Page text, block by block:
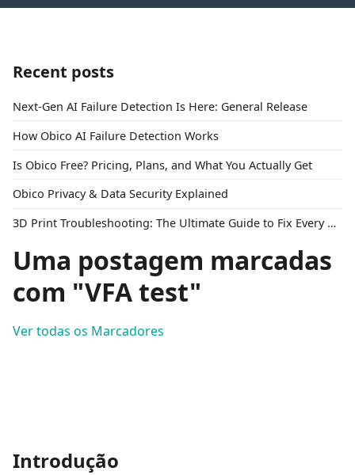
Recent posts
Next-Gen AI Failure Detection Is Here: General Release
How Obico AI Failure Detection Works
Is Obico Free? Pricing, Plans, and What You Actually Get
Obico Privacy & Data Security Explained
3D Print Troubleshooting: The Ultimate Guide to Fix Every Common Problem [2026]
Uma postagem marcadas
com "VFA test"
Ver todas os Marcadores
Introdução